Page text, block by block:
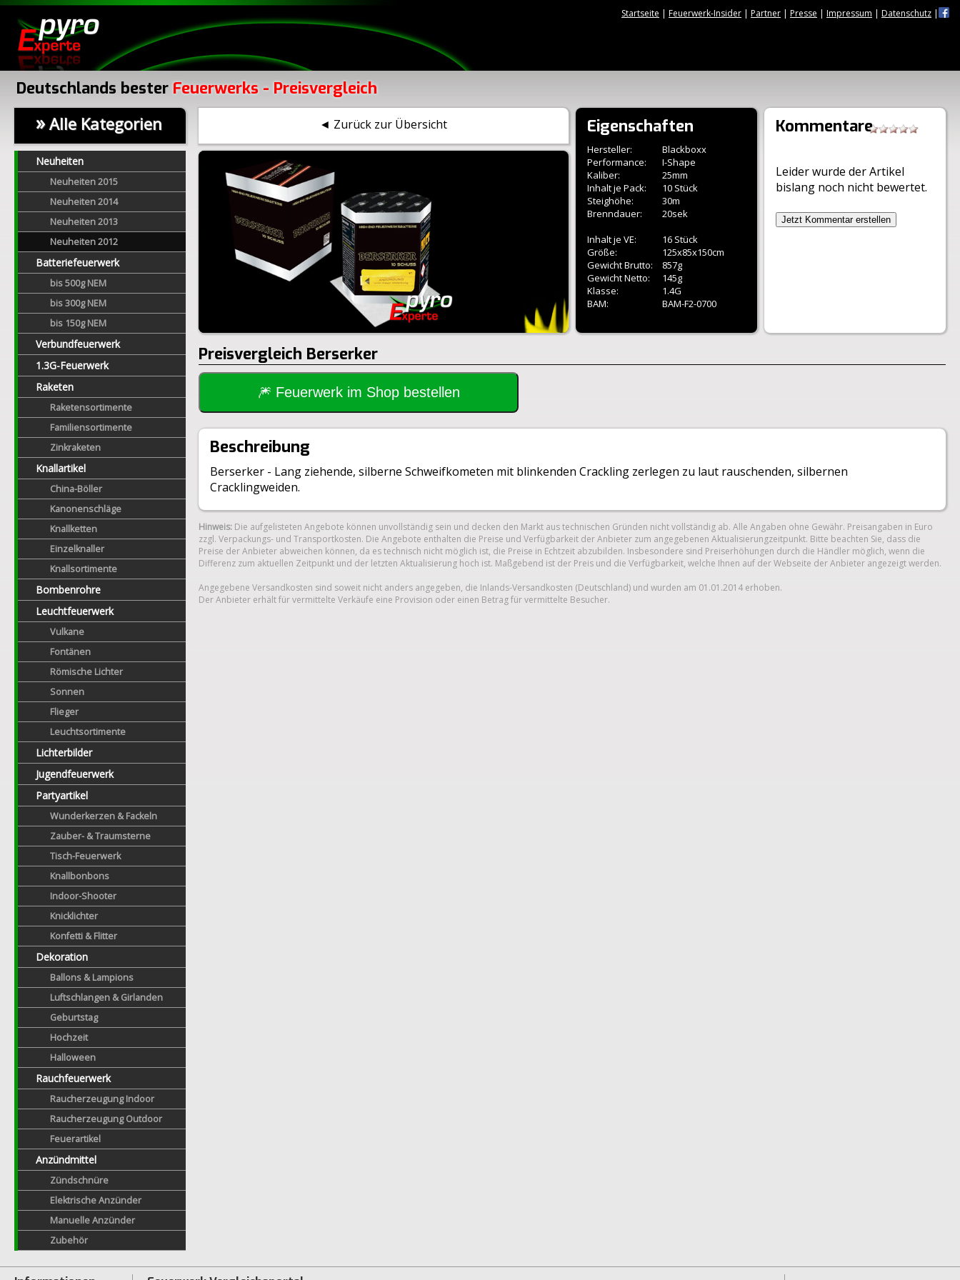
Startseite | Feuerwerk-Insider | Partner | Presse | Impressum | Datenschutz |
Deutschlands bester Feuerwerks - Preisvergleich
»Alle Kategorien
Neuheiten
Neuheiten 2015
Neuheiten 2014
Neuheiten 2013
Neuheiten 2012
Batteriefeuerwerk
bis 500g NEM
bis 300g NEM
bis 150g NEM
Verbundfeuerwerk
1.3G-Feuerwerk
Raketen
Raketensortimente
Familiensortimente
Zinkraketen
Knallartikel
China-Böller
Kanonenschläge
Knallketten
Einzelknaller
Knallsortimente
Bombenrohre
Leuchtfeuerwerk
Vulkane
Fontänen
Römische Lichter
Sonnen
Flieger
Leuchtsortimente
Lichterbilder
Jugendfeuerwerk
Partyartikel
Wunderkerzen & Fackeln
Zauber- & Traumsterne
Tisch-Feuerwerk
Knallbonbons
Indoor-Shooter
Knicklichter
Konfetti & Flitter
Dekoration
Ballons & Lampions
Luftschlangen & Girlanden
Geburtstag
Hochzeit
Halloween
Rauchfeuerwerk
Raucherzeugung Indoor
Raucherzeugung Outdoor
Feuerartikel
Anzündmittel
Zündschnüre
Elektrische Anzünder
Manuelle Anzünder
Zubehör
◄ Zurück zur Übersicht Eigenschaften
Hersteller:
Blackboxx
Performance:
I-Shape
Kaliber:
25mm
Inhalt je Pack:
10 Stück
Steighöhe:
30m
Brenndauer:
20sek
Inhalt je VE:
16 Stück
Größe:
125x85x150cm
Gewicht Brutto:
857g
Gewicht Netto:
145g
Klasse:
1.4G
BAM:
BAM-F2-0700
Kommentare
Leider wurde der Artikel
bislang noch nicht bewertet.
Jetzt Kommentar erstellen
Preisvergleich Berserker
🎆 Feuerwerk im Shop bestellen
Beschreibung
Berserker - Lang ziehende, silberne Schweifkometen mit blinkenden Crackling zerlegen zu laut rauschenden, silbernen
Cracklingweiden.
Hinweis: Die aufgelisteten Angebote können unvollständig sein und decken den Markt aus technischen Gründen nicht vollständig ab. Alle Angaben ohne Gewähr. Preisangaben in Euro
zzgl. Verpackungs- und Transportkosten. Die Angebote enthalten die Preise und Verfügbarkeit der Anbieter zum angegebenen Aktualisierungzeitpunkt. Bitte beachten Sie, dass die
Preise der Anbieter abweichen können, da es technisch nicht möglich ist, die Preise in Echtzeit abzubilden. Insbesondere sind Preiserhöhungen durch die Händler möglich, wenn die
Differenz zum aktuellen Zeitpunkt und der letzten Aktualisierung hoch ist. Maßgebend ist der Preis und die Verfügbarkeit, welche Ihnen auf der Webseite der Anbieter angezeigt werden.
Angegebene Versandkosten sind soweit nicht anders angegeben, die Inlands-Versandkosten (Deutschland) und wurden am 01.01.2014 erhoben.
Der Anbieter erhält für vermittelte Verkäufe eine Provision oder einen Betrag für vermittelte Besucher.